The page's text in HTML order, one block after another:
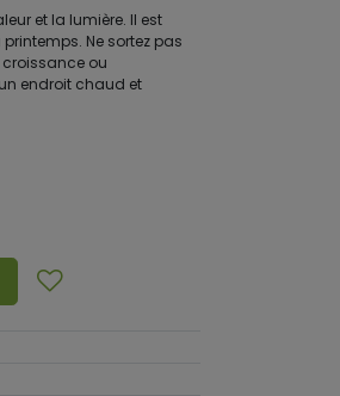
et la lumière. Il est
Ne sortez pas
ou
endroit chaud et